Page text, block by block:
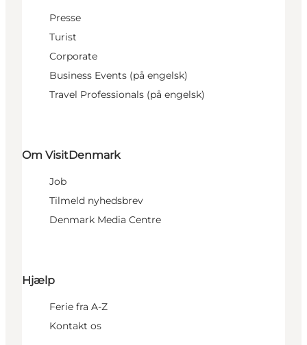
Presse
Turist
Corporate
Business Events (på engelsk)
Travel Professionals (på engelsk)
Om VisitDenmark
Job
Tilmeld nyhedsbrev
Denmark Media Centre
Hjælp
Ferie fra A-Z
Kontakt os